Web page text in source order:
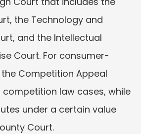
the Technology and
and the Intellectual
Court. For consumer-
Competition Appeal
competition law cases, while
under a certain value
Court.